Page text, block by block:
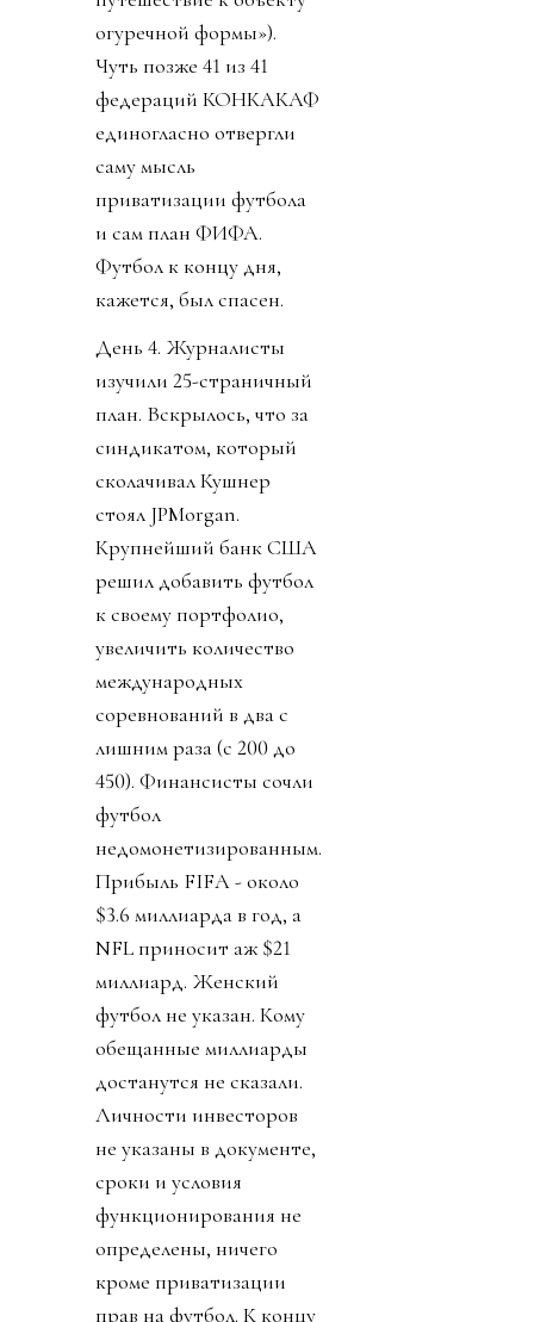
огуречной формы»).
Чуть позже 41 из 41
федераций КОНКАКАФ
единогласно отвергли
саму мысль
приватизации футбола
и сам план ФИФА.
Футбол к концу дня,
кажется, был спасен.
День 4. Журналисты
изучили 25-страничный
план. Вскрылось, что за
синдикатом, который
сколачивал Кушнер
стоял JPMorgan.
Крупнейший банк США
решил добавить футбол
к своему портфолио,
увеличить количество
международных
соревнований в два с
лишним раза (с 200 до
450). Финансисты сочли
футбол
недомонетизированным.
Прибыль FIFA - около
$3.6 миллиарда в год, а
NFL приносит аж $21
миллиард. Женский
футбол не указан. Кому
обещанные миллиарды
достанутся не сказали.
Личности инвесторов
не указаны в документе,
сроки и условия
функционирования не
определены, ничего
кроме приватизации
прав на футбол. К концу